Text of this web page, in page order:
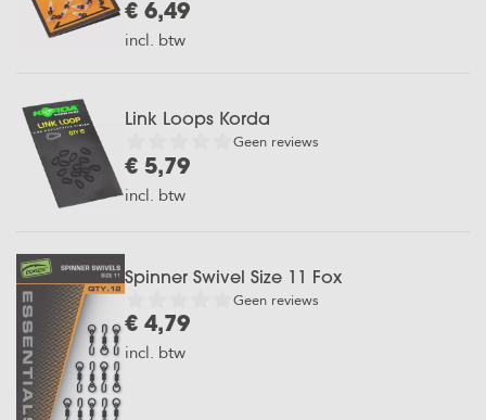
€ 6,49
incl. btw
Link Loops Korda
Geen reviews
€ 5,79
incl. btw
Spinner Swivel Size 11 Fox
Geen reviews
€ 4,79
incl. btw